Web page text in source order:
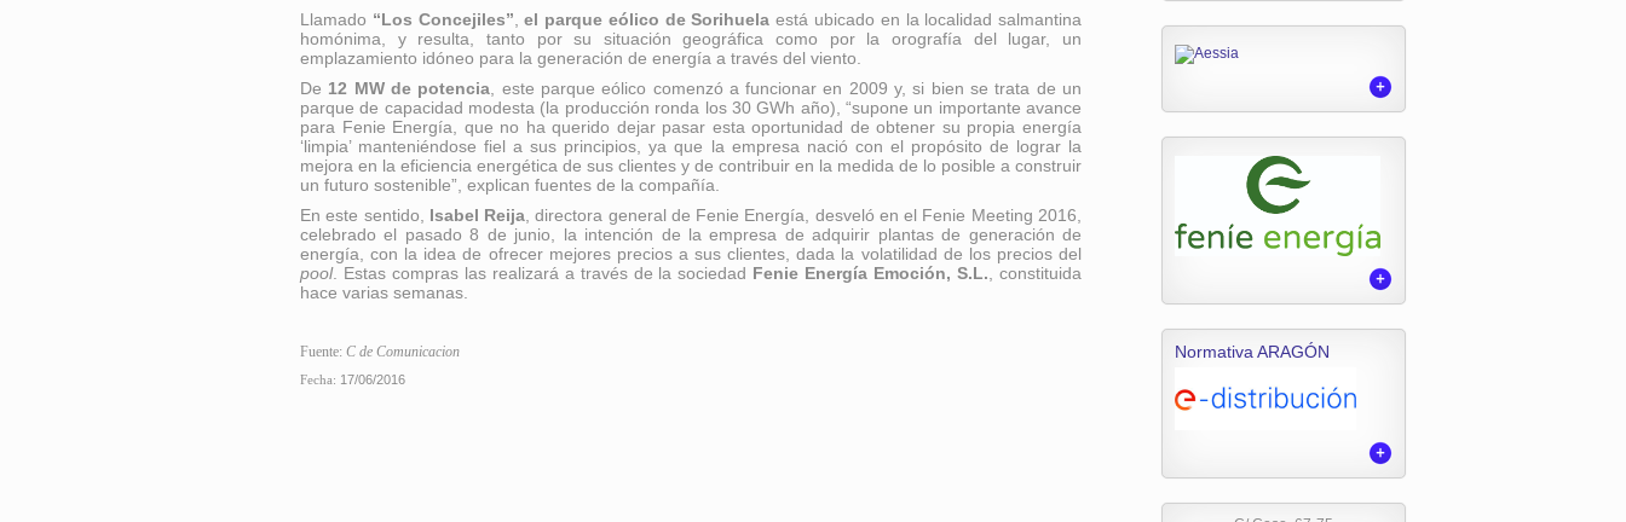
Llamado “Los Concejiles” ,el parque eólico de Sorihuelaestá ubicado en la localidad salmantina
homónima, y resulta, tanto por su situación geográfica como por la orografía del lugar, un
emplazamiento idóneo para la generación de energía a través del viento.
De 12 MW de potencia , este parque eólico comenzó a funcionar en 2009 y, si bien se trata de un
parque de capacidad modesta (la producción ronda los 30 GWh año), “supone un importante avance
para Fenie Energía, que no ha querido dejar pasar esta oportunidad de obtener su propia energía
‘limpia’ manteniéndose fiel a sus principios, ya que la empresa nació con el propósito de lograr la
mejora en la eficiencia energética de sus clientes y de contribuir en la medida de lo posible a construir
un futuro sostenible”, explican fuentes de la compañía.
En este sentido, Isabel Reija , directora general de Fenie Energía, desveló en el Fenie Meeting 2016,
celebrado el pasado 8 de junio, la intención de la empresa de adquirir plantas de generación de
energía, con la idea de ofrecer mejores precios a sus clientes, dada la volatilidad de los precios del
pool. Estas compras las realizará a través de la sociedad Fenie Energía Emoción, S.L. , constituida
hace varias semanas.
Fuente: C de Comunicacion
Fecha: 17/06/2016
Normativa ARAGÓN